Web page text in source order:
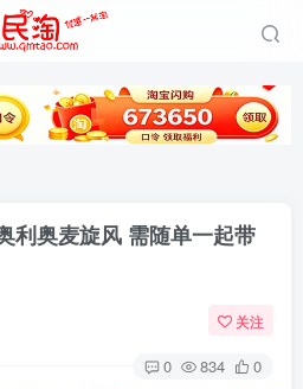
利奥麦旋风 需随单一起带
关注
0 834 0